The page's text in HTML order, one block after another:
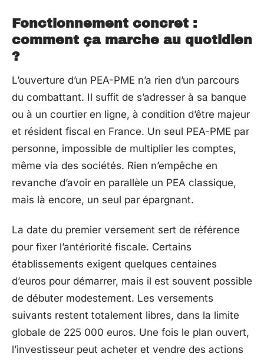
Fonctionnement concret :
comment ça marche au quotidien
?
L’ouverture d’un PEA-PME n’a rien d’un parcours
du combattant. Il suffit de s’adresser à sa banque
ou à un courtier en ligne, à condition d’être majeur
et résident fiscal en France. Un seul PEA-PME par
personne, impossible de multiplier les comptes,
même via des sociétés. Rien n’empêche en
revanche d’avoir en parallèle un PEA classique,
mais là encore, un seul par épargnant.
La date du premier versement sert de référence
pour fixer l’antériorité fiscale. Certains
établissements exigent quelques centaines
d’euros pour démarrer, mais il est souvent possible
de débuter modestement. Les versements
suivants restent totalement libres, dans la limite
globale de 225 000 euros. Une fois le plan ouvert,
l’investisseur peut acheter et vendre des actions